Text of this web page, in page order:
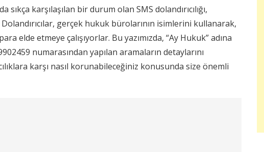
karşılaşılan bir durum olan SMS dolandırıcılığı,
gerçek hukuk bürolarının isimlerini kullanarak,
elde etmeye çalışıyorlar. Bu yazımızda, “Ay Hukuk” adına
numarasından yapılan aramaların detaylarını
karşı nasıl korunabileceğiniz konusunda size önemli